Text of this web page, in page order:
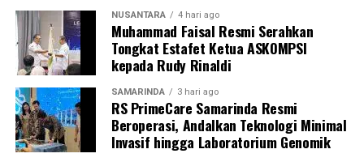
NUSANTARA 4 hari ago
Muhammad Faisal Resmi Serahkan
Tongkat Estafet Ketua ASKOMPSI
kepada Rudy Rinaldi
SAMARINDA 3 hari ago
RS PrimeCare Samarinda Resmi
Beroperasi, Andalkan Teknologi Minimal
Invasif hingga Laboratorium Genomik